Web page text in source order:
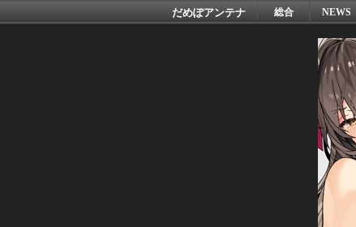
だめぽアンテナ 総合 NEWS